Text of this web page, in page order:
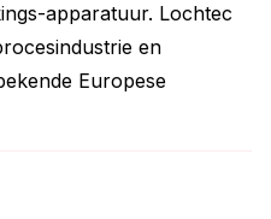
apparatuur. Lochtec
en
Europese